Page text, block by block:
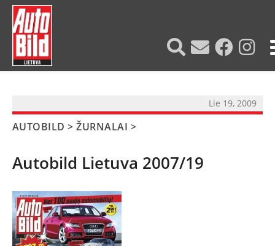
Lie 19, 2009
AUTOBILD >ŽURNALAI >
Autobild Lietuva 2007/19